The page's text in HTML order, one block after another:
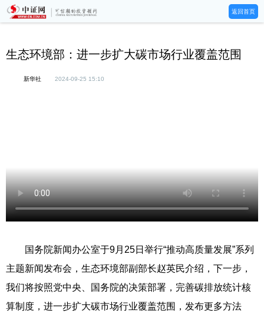
返回首页
生态环境部：进一步扩大碳市场行业覆盖范围
新华社 2024-09-25 15:10
国务院新闻办公室于9月25日举行“推动高质量发展”系列
主题新闻发布会，生态环境部副部长赵英民介绍，下一步，
我们将按照党中央、国务院的决策部署，完善碳排放统计核
算制度，进一步扩大碳市场行业覆盖范围，发布更多方法